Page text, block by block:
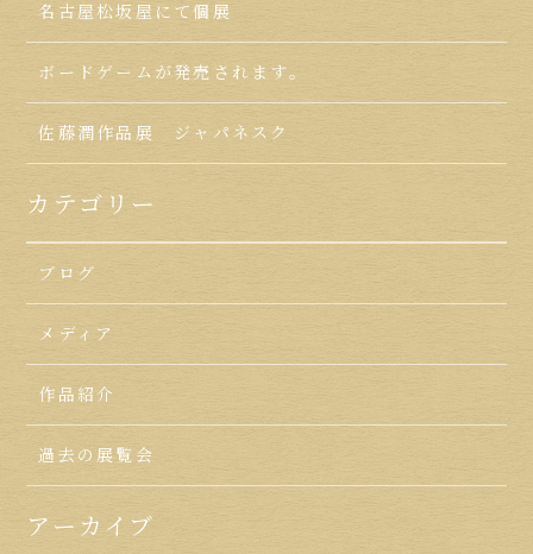
名古屋松坂屋にて個展
ボードゲームが発売されます。
佐藤潤作品展 ジャパネスク
カテゴリー
ブログ
メディア
作品紹介
過去の展覧会
アーカイブ